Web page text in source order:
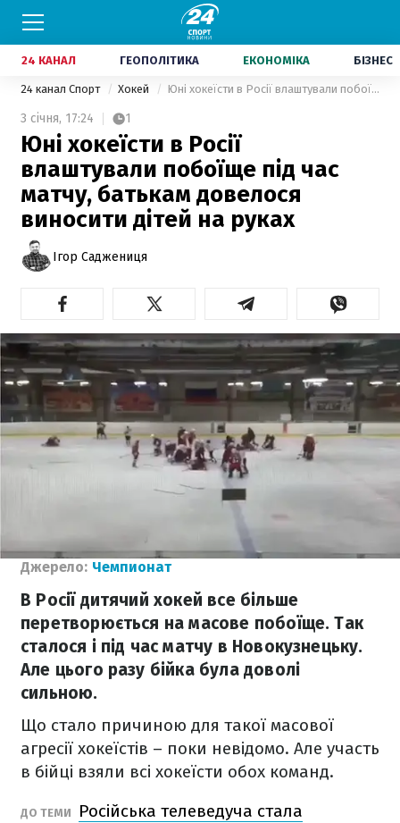
24 КАНАЛ ГЕОПОЛІТИКА ЕКОНОМІКА БІЗНЕС
24 канал Спорт Хокей Юні хокеїсти в Росії влаштували побоїще під час матчу, батькам довелося виносити дітей на руках
3 січня, 17:24 1
Юні хокеїсти в Росії
влаштували побоїще під час
матчу, батькам довелося
виносити дітей на руках
Ігор Саджениця
Джерело: Чемпионат
В Росії дитячий хокей все більше
перетворюється на масове побоїще. Так
сталося і під час матчу в Новокузнецьку.
Але цього разу бійка була доволі
сильною.
Що стало причиною для такої масової
агресії хокеїстів – поки невідомо. Але участь
в бійці взяли всі хокеїсти обох команд.
ДО ТЕМИ
Російська телеведуча стала